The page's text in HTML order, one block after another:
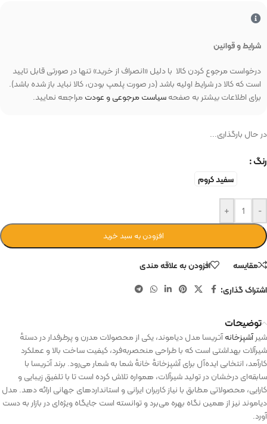
شرایط و قوانین
درخواست مرجوع کردن کالا با دلیل «انصراف از خرید» تنها در صورتی قابل تایید
است که کالا در شرایط اولیه باشد (در صورت پلمپ بودن، کالا نباید باز شده باشد).
برای اطلاعات بیشتر به صفحهسیاست مرجوعی و عودتمراجعه نمایید.
در حال بارگذاری...
رنگ
سفید کروم
-
+
افزودن به سبد خرید
مقایسه
افزودن به علاقه مندی
اشتراک گذاری:
توضیحات
شیرآشپزخانهآتریسا مدل دیاموند، یکی از محصولات مدرن و پرطرفدار در دسته‌ٔ
شیرآلات بهداشتی است که با طراحی منحصر‌به‌فرد، کیفیت ساخت بالا و عملکرد
کارآمد، انتخابی ایده‌آل برای آشپزخانه‌ٔ خانه‌ٔ شما به شمار می‌رود. برند آتریسا با
سابقه‌ای درخشان در تولید شیرآلات، همواره تلاش کرده است تا با تلفیق زیبایی و
کارایی، محصولاتی مطابق با نیاز کاربران ایرانی و استانداردهای جهانی ارائه دهد. مدل
دیاموند نیز از همین نگاه بهره می‌برد و توانسته است جایگاه ویژه‌ای در بازار به دست
آورد.